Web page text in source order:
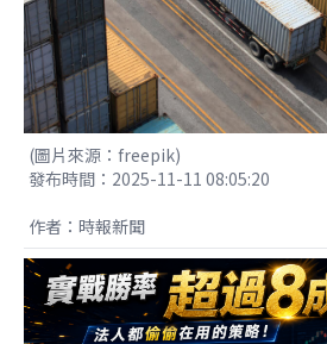
(圖片來源：freepik)
發布時間：2025-11-11 08:05:20
作者：時報新聞